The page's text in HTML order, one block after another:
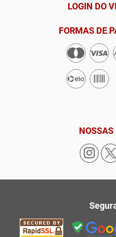
LOGIN DO
FORMAS DE
NOSSAS